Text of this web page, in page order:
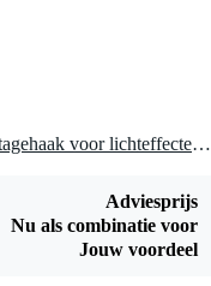
15 x Eurolite TH-40S montagehaak voor lichteffecten op truss 35 - 40 mm
Adviesprijs
Nu als combinatie voor
Jouw voordeel